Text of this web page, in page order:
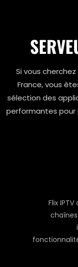
Si vous
France, vous
sélection des
performantes pour
Flix